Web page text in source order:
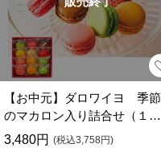
【お中元】ダロワイヨ 季節
のマカロン入り詰合せ（１２
個入）２６ＳＭＳ３０
3,480円 (税込3,758円)